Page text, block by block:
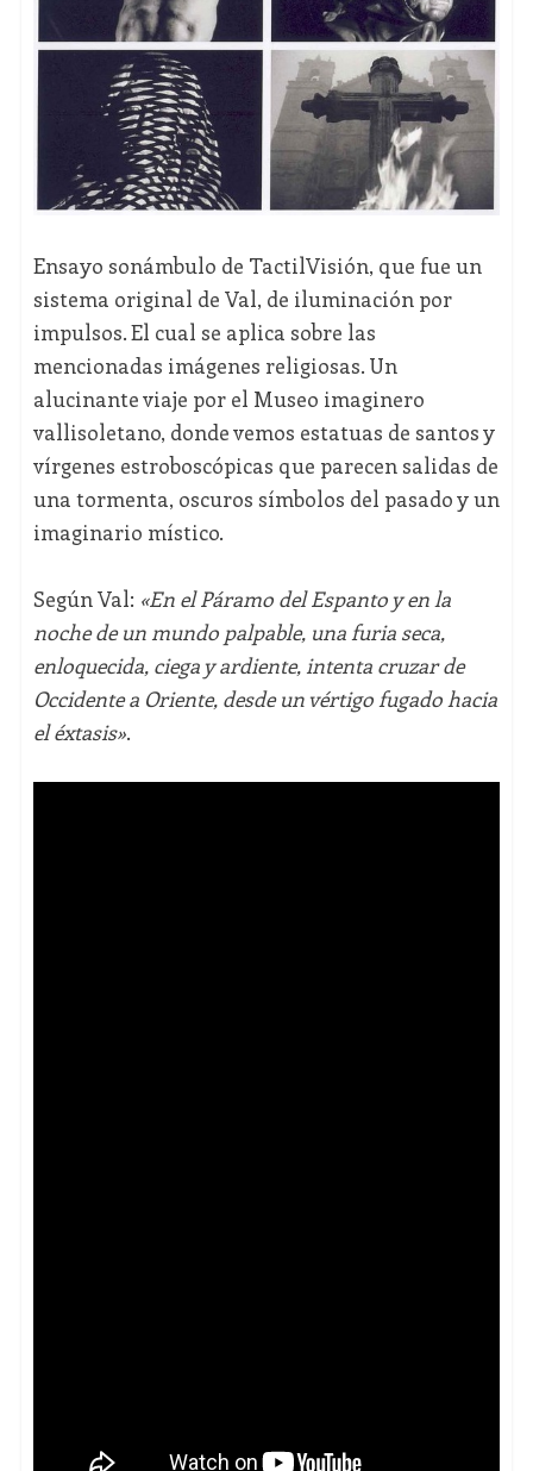
Ensayo sonámbulo de TactilVisión, que fue un
sistema original de Val, de iluminación por
impulsos. El cual se aplica sobre las
mencionadas imágenes religiosas. Un
alucinante viaje por el Museo imaginero
vallisoletano, donde vemos estatuas de santos y
vírgenes estroboscópicas que parecen salidas de
una tormenta, oscuros símbolos del pasado y un
imaginario místico.
Según Val: «En el Páramo del Espanto y en la
noche de un mundo palpable, una furia seca,
enloquecida, ciega y ardiente, intenta cruzar de
Occidente a Oriente, desde un vértigo fugado hacia
el éxtasis».